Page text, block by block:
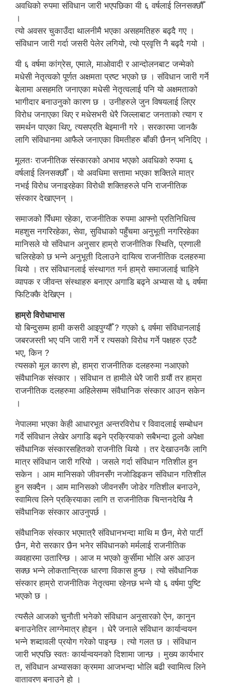
अवधिको रुपमा संविधान जारी भएपछिका यी ६ वर्षलाई लिनसक्छौँ
।
त्यो अवसर चुकाउँदा थालनीमै भएका असहमतिहरु बढ्दै गए ।
संविधान जारी गर्दा जसरी पेलेर लगियो, त्यो प्रवृत्ति नै बढ्दै गयो ।
यी ६ वर्षमा कांग्रेस, एमाले, माओवादी र आन्दोलनबाट जन्मेको
मधेसी नेतृत्वको पूर्णत अक्षमता प्रष्ट भएको छ । संविधान जारी गर्ने
बेलामा असहमति जनाएका मधेसी नेतृत्वलाई पनि यो अक्षमताको
भागीदार बनाउनुको कारण छ । उनीहरुले जुन विषयलाई लिएर
विरोध जनाएका थिए र मधेसभरी धेरै जिल्लाबाट जनताको त्याग र
समर्थन पाएका थिए, त्यसप्रति बेइमानी गरे । सरकारमा जानकै
लागि संविधानमा आफैले जनाएका विमतीहरु बाँकी छैनन् भनिदिए ।
मूलतः राजनीतिक संस्कारको अभाव भएको अवधिको रुपमा ६
वर्षलाई लिनसक्छौँ । यो अवधिमा सत्तामा भएका शक्तिले मात्र
नभई विरोध जनाइरहेका विरोधी शक्तिहरुले पनि राजनीतिक
संस्कार देखाएनन् ।
समाजको पिँधमा रहेका, राजनीतिक रुपमा आफ्नो प्रतिनिधित्व
महशुस नगरिरहेका, सेवा, सुविधाको पहुँचमा अनुभूती नगरिरहेका
मानिसले यो संविधान अनुसार हाम्रो राजनीतिक स्थिति, प्रणाली
चलिरहेको छ भन्ने अनुभूती दिलाउने दायित्व राजनीतिक दलहरुमा
थियो । तर संविधानलाई संस्थागत गर्न हाम्रो समाजलाई चाहिने
व्यापक र जीवन्त संस्थाहरु बनाएर अगाडि बढ्ने अभ्यास यो ६ वर्षमा
फिटिक्कै देखिएन ।
हाम्रो विरोधाभास
यो बिन्दुसम्म हामी कसरी आइपुग्यौँ ? गएको ६ वर्षमा संविधानलाई
जबरजस्ती भए पनि जारी गर्ने र त्यसको विरोध गर्ने पक्षहरु एउटै
भए, किन ?
त्यसको मूल कारण हो, हाम्रा राजनीतिक दलहरुमा नआएको
संवैधानिक संस्कार । संविधान त हामीले धेरै जारी गर्‍यौं तर हाम्रा
राजनीतिक दलहरुमा अहिलेसम्म संवैधानिक संस्कार आउन सकेन
।
नेपालमा भएका केही आधारभूत अन्तरविरोध र विवादलाई सम्बोधन
गर्दे संविधान लेखेर अगाडि बढ्ने प्रक्रियाको सबैभन्दा ठूलो अपेक्षा
संवैधानिक संस्कारसहितको राजनीति थियो । तर देखाउनकै लागि
मात्र संविधान जारी गरियो । जसले गर्दा संविधान गतिशील हुन
सकेन । आम मानिसको जीवनसँग नजोडिइकन संविधान गतिशील
हुन सक्दैन । आम मानिसको जीवनसँग जोडेर गतिशील बनाउने,
स्वामित्व लिने प्रक्रियाका लागि त राजनीतिक चिन्तनदेखि नै
संवैधानिक संस्कार आउनुपर्छ ।
संवैधानिक संस्कार भएमात्रै संविधानभन्दा माथि म छैन, मेरो पार्टी
छैन, मेरो सरकार छैन भनेर संविधानको मर्मलाई राजनीतिक
व्यवहारमा उतारिन्छ । आज म भएको कुर्सीमा भोलि अरु आउन
सक्छ भन्ने लोकतान्त्रिक धारणा विकास हुन्छ । त्यो संवैधानिक
संस्कार हाम्रो राजनीतिक नेतृत्वमा रहेनछ भन्ने यो ६ वर्षमा पुष्टि
भएको छ ।
त्यसैले आजको चुनौती भनेको संविधान अनुसारको ऐन, कानुन
बनाउनेतिर लाग्नेमात्र होइन । धेरै जनाले संविधान कार्यान्वयन
भन्ने शब्दावली प्रयोग गरेको पाइन्छ । त्यो गलत छ । संविधान
जारी भएपछि स्वतः कार्यान्वयनको दिशामा जान्छ । मुख्य कार्यभार
त, संविधान अभ्यासका क्रममा आजभन्दा भोलि बढी स्वामित्व लिने
वातावरण बनाउने हो ।